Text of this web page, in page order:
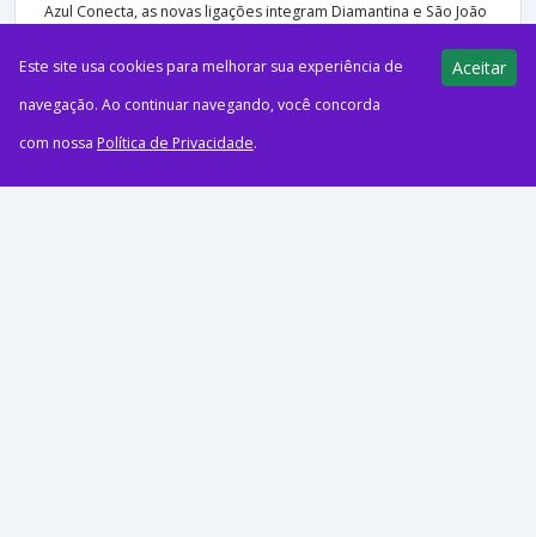
Azul Conecta, as novas ligações integram Diamantina e São João
Este site usa cookies para melhorar sua experiência de
navegação. Ao continuar navegando, você concorda
com nossa Política de Privacidade.
Aceitar